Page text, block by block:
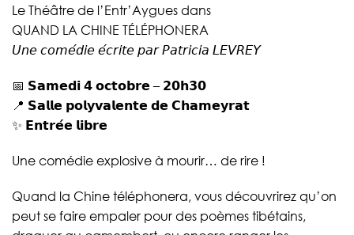
Le Théâtre de l’Entr’Aygues dans
QUAND LA CHINE TÉLÉPHONERA
𝘜𝘯𝘦 𝘤𝘰𝘮𝘦́𝘥𝘪𝘦 𝘦́𝘤𝘳𝘪𝘵𝘦 𝘱𝘢𝘳 𝘗𝘢𝘵𝘳𝘪𝘤𝘪𝘢 𝘓𝘌𝘝𝘙𝘌𝘠
📅 𝗦𝗮𝗺𝗲𝗱𝗶 𝟰 𝗼𝗰𝘁𝗼𝗯𝗿𝗲 – 𝟮𝟬𝗵𝟯𝟬
📍 𝗦𝗮𝗹𝗹𝗲 𝗽𝗼𝗹𝘆𝘃𝗮𝗹𝗲𝗻𝘁𝗲 𝗱𝗲 𝗖𝗵𝗮𝗺𝗲𝘆𝗿𝗮𝘁
✨ 𝗘𝗻𝘁𝗿𝗲́𝗲 𝗹𝗶𝗯𝗿𝗲
Une comédie explosive à mourir… de rire !
Quand la Chine téléphonera, vous découvrirez qu’on
peut se faire empaler pour des poèmes tibétains,